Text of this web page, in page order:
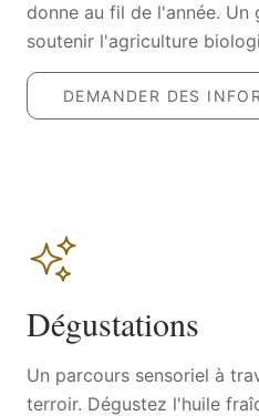
donne au fil de l'année.
soutenir l'agriculture
DEMANDER DES
Dégustations
Un parcours sensoriel à
terroir. Dégustez l'huile